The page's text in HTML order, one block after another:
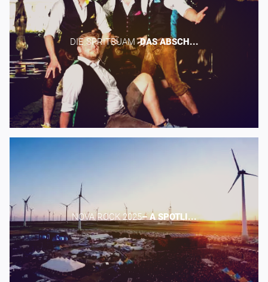
DIE SPRITBUAM -​DAS ABSCH...
NOVA ROCK 2025​– A SPOTLI...